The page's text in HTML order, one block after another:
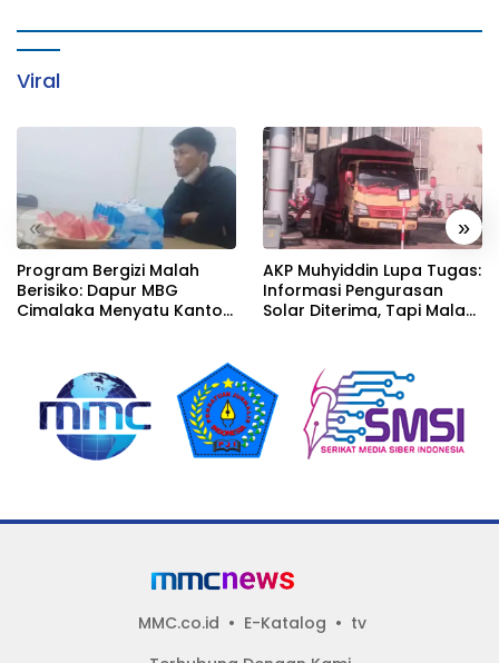
Viral
« »
Program Bergizi Malah
Berisiko: Dapur MBG
Cimalaka Menyatu Kantor
AKP Muhyiddin Lupa Tugas:
Informasi Pengurasan
Solar Diterima, Tapi Malah
MMC.co.id E-Katalog
tv